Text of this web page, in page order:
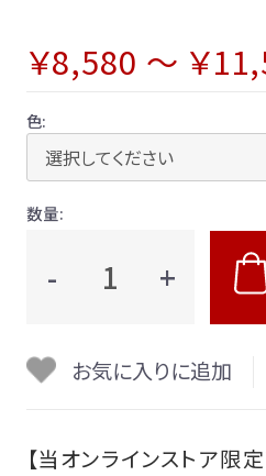
￥8,580 ～ ￥
色:
数量:
- +
お気に入りに追加
【当オンラインストア限定
よくあるご質問 -
ご購入までの流れ
プライバシーポリシー